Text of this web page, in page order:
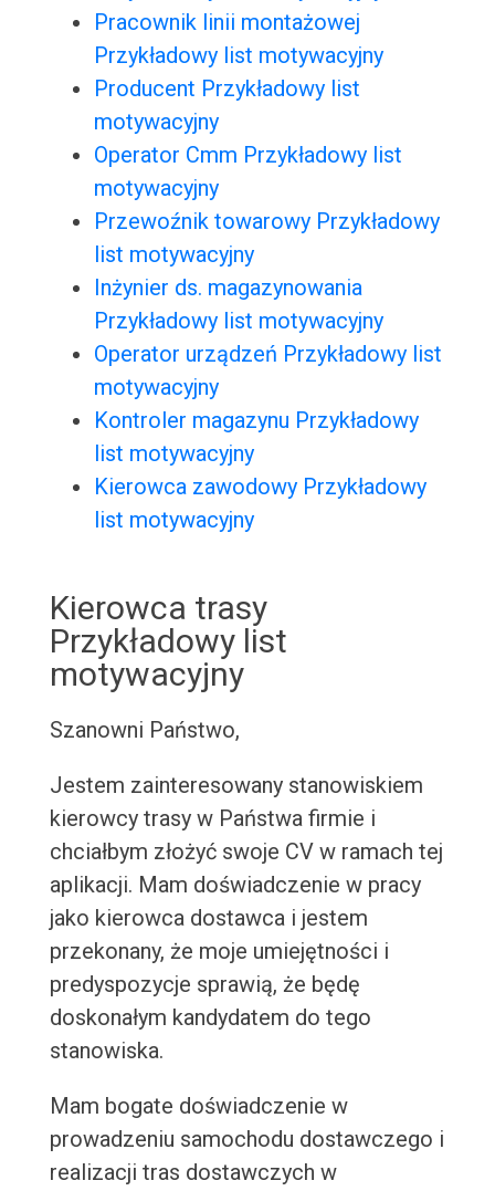
Pracownik linii montażowej
Przykładowy list motywacyjny
Producent Przykładowy list
motywacyjny
Operator Cmm Przykładowy list
motywacyjny
Przewoźnik towarowy Przykładowy
list motywacyjny
Inżynier ds. magazynowania
Przykładowy list motywacyjny
Operator urządzeń Przykładowy list
motywacyjny
Kontroler magazynu Przykładowy
list motywacyjny
Kierowca zawodowy Przykładowy
list motywacyjny
Kierowca trasy
Przykładowy list
motywacyjny
Szanowni Państwo,
Jestem zainteresowany stanowiskiem
kierowcy trasy w Państwa firmie i
chciałbym złożyć swoje CV w ramach tej
aplikacji. Mam doświadczenie w pracy
jako kierowca dostawca i jestem
przekonany, że moje umiejętności i
predyspozycje sprawią, że będę
doskonałym kandydatem do tego
stanowiska.
Mam bogate doświadczenie w
prowadzeniu samochodu dostawczego i
realizacji tras dostawczych w